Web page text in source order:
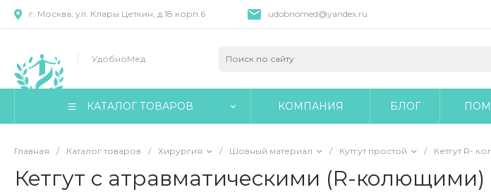
г. Москва, ул. Клары Цеткин, д.18 корп.6 udobnomed@yandex.ru
УдобноМед
КАТАЛОГ ТОВАРОВ КОМПАНИЯ БЛОГ
Главная / Каталог товаров / Хирургия / Шовный материал / Кутгут простой / Кетгут R-
Кетгут с атравматическими (R-колющими)